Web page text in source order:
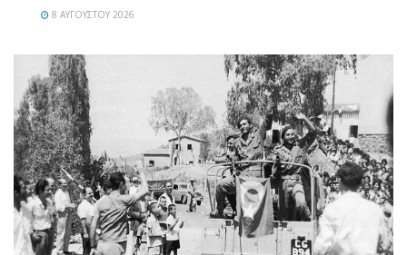
8 ΑΥΓΟΎΣΤΟΥ 2026